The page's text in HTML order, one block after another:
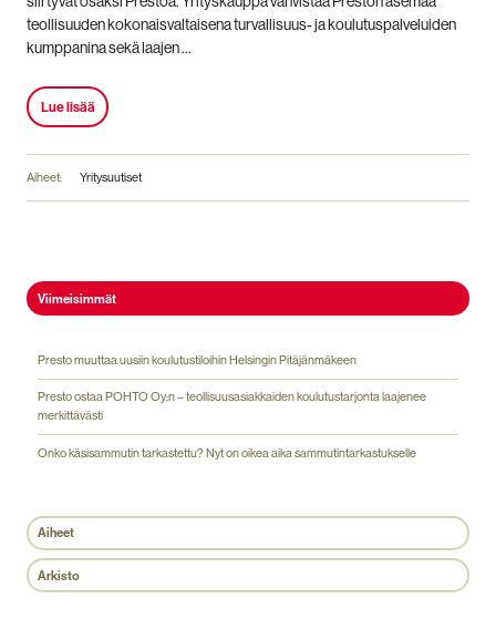
teollisuuden kokonaisvaltaisena turvallisuus- ja koulutuspalveluiden
kumppanina sekä laajen …
Lue lisää
Aiheet: Yritysuutiset
Viimeisimmät
Presto muuttaa uusiin koulutustiloihin Helsingin Pitäjänmäkeen
Presto ostaa POHTO Oy:n – teollisuusasiakkaiden koulutustarjonta laajenee
merkittävästi
Onko käsisammutin tarkastettu? Nyt on oikea aika sammutintarkastukselle
Aiheet
Arkisto